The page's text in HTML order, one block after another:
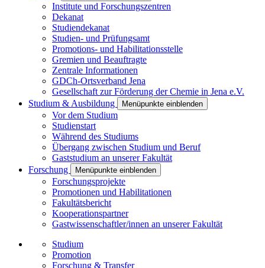
Institute und Forschungszentren
Dekanat
Studiendekanat
Studien- und Prüfungsamt
Promotions- und Habilitationsstelle
Gremien und Beauftragte
Zentrale Informationen
GDCh-Ortsverband Jena
Gesellschaft zur Förderung der Chemie in Jena e.V.
Studium & Ausbildung
Menüpunkte einblenden
Vor dem Studium
Studienstart
Während des Studiums
Übergang zwischen Studium und Beruf
Gaststudium an unserer Fakultät
Forschung
Menüpunkte einblenden
Forschungsprojekte
Promotionen und Habilitationen
Fakultätsbericht
Kooperationspartner
Gastwissenschaftler/innen an unserer Fakultät
Studium
Promotion
Forschung & Transfer